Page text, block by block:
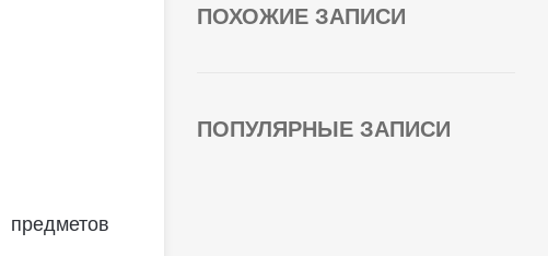
ПОХОЖИЕ ЗАПИСИ
ПОПУЛЯРНЫЕ ЗАПИСИ